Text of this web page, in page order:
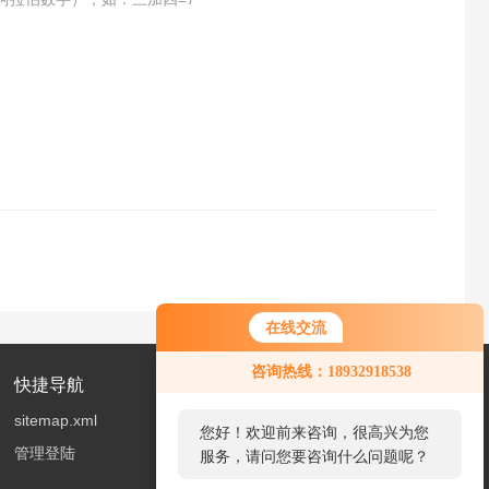
在线交流
咨询热线：18932918538
您好！欢迎前来咨询，很高兴为您
服务，请问您要咨询什么问题呢？
您好，看您停留很久了，是否找到
了需求产品，您可以直接在线与我
快捷导航
sitemap.xml
管理登陆